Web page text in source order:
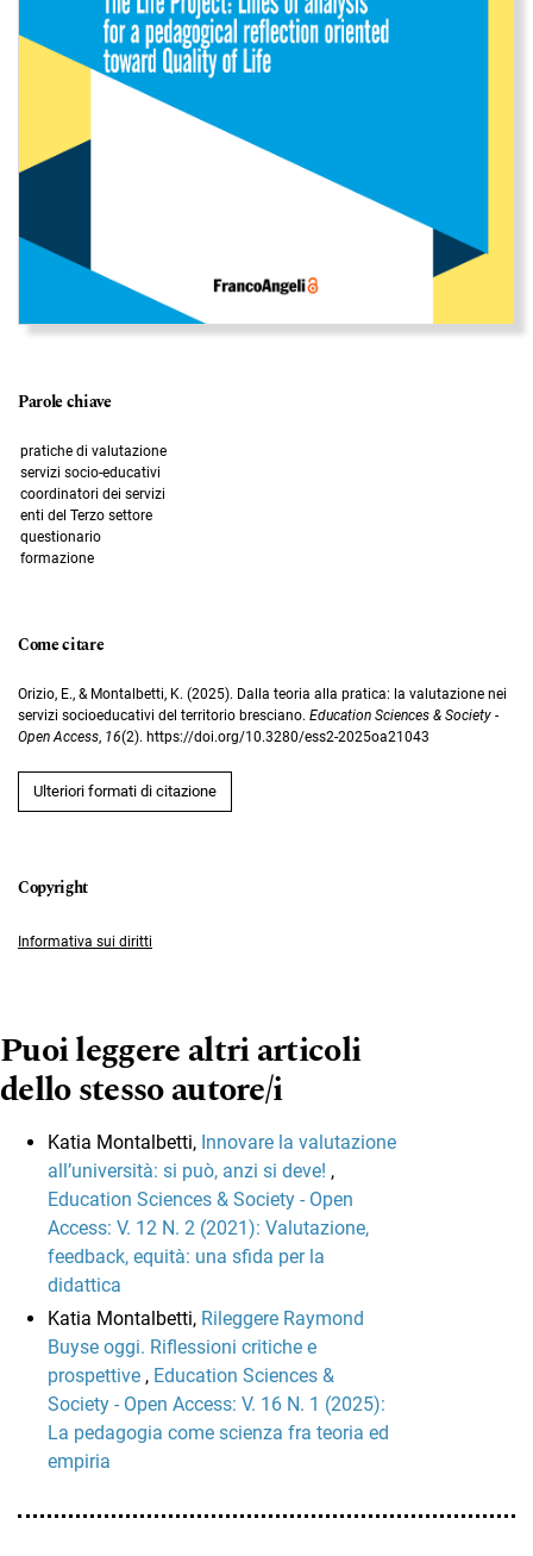
Parole chiave
pratiche di valutazione
servizi socio-educativi
coordinatori dei servizi
enti del Terzo settore
questionario
formazione
Come citare
Orizio, E., & Montalbetti, K. (2025). Dalla teoria alla pratica: la valutazione nei
servizi socioeducativi del territorio bresciano. Education Sciences & Society -
Open Access, 16(2). https://doi.org/10.3280/ess2-2025oa21043
Ulteriori formati di citazione
Informativa sui diritti
Puoi leggere altri articoli
dello stesso autore/i
Katia Montalbetti, Innovare la valutazione
all’università: si può, anzi si deve! ,
Education Sciences & Society - Open
Access: V. 12 N. 2 (2021): Valutazione,
feedback, equità: una sfida per la
didattica
Katia Montalbetti, Rileggere Raymond
Buyse oggi. Riflessioni critiche e
prospettive , Education Sciences &
Society - Open Access: V. 16 N. 1 (2025):
La pedagogia come scienza fra teoria ed
empiria